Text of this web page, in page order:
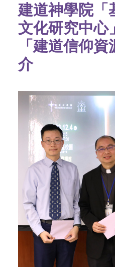
建道神學院「
文化研究中心
「建道信仰
介